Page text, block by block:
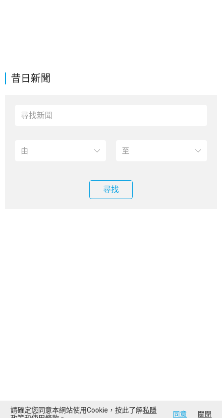
昔日新聞
尋找
請確定您同意本網站使用Cookie，按此了解私隱
同意 關閉